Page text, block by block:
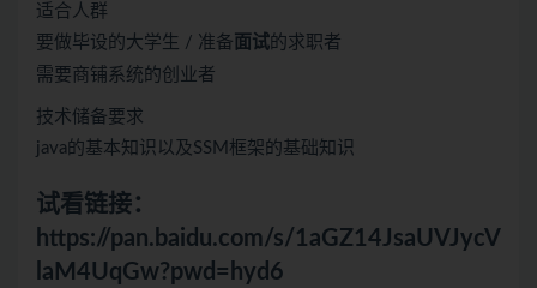
适合人群
要做毕设的大学生 / 准备 面试的求职者
需要商铺系统的创业者
技术储备要求
java的基本知识以及SSM框架的基础知识
试看链接：
https://pan.baidu.com/s/1aGZ14JsaUVJycV
laM4UqGw?pwd=hyd6